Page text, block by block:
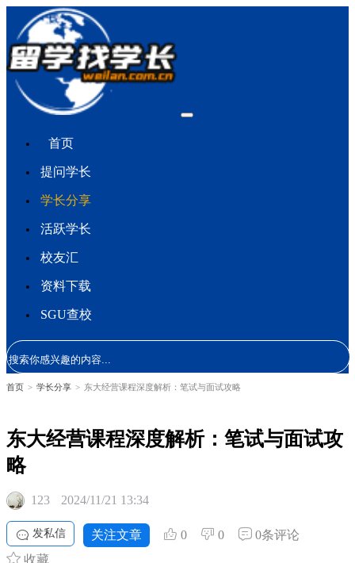
首页
提问学长
学长分享
活跃学长
校友汇
资料下载
SGU查校
首页 > 学长分享 > 东大经营课程深度解析：笔试与面试攻略
东大经营课程深度解析：笔试与面试攻
略
123 2024/11/21 13:34
发私信 关注文章 0 0
0条评论
收藏